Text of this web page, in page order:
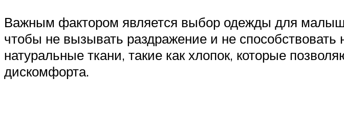
Важным фактором является выбор одежды для
чтобы не вызывать раздражение и не
натуральные ткани, такие как хлопок, которые
дискомфорта.